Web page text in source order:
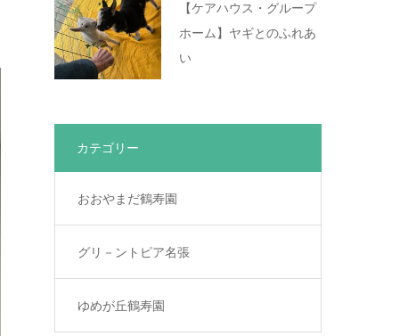
【ケアハウス・グループ
ホーム】ヤギとのふれあ
い
カテゴリー
おおやまだ鶴寿園
グリ－ントピア名張
ゆめが丘鶴寿園